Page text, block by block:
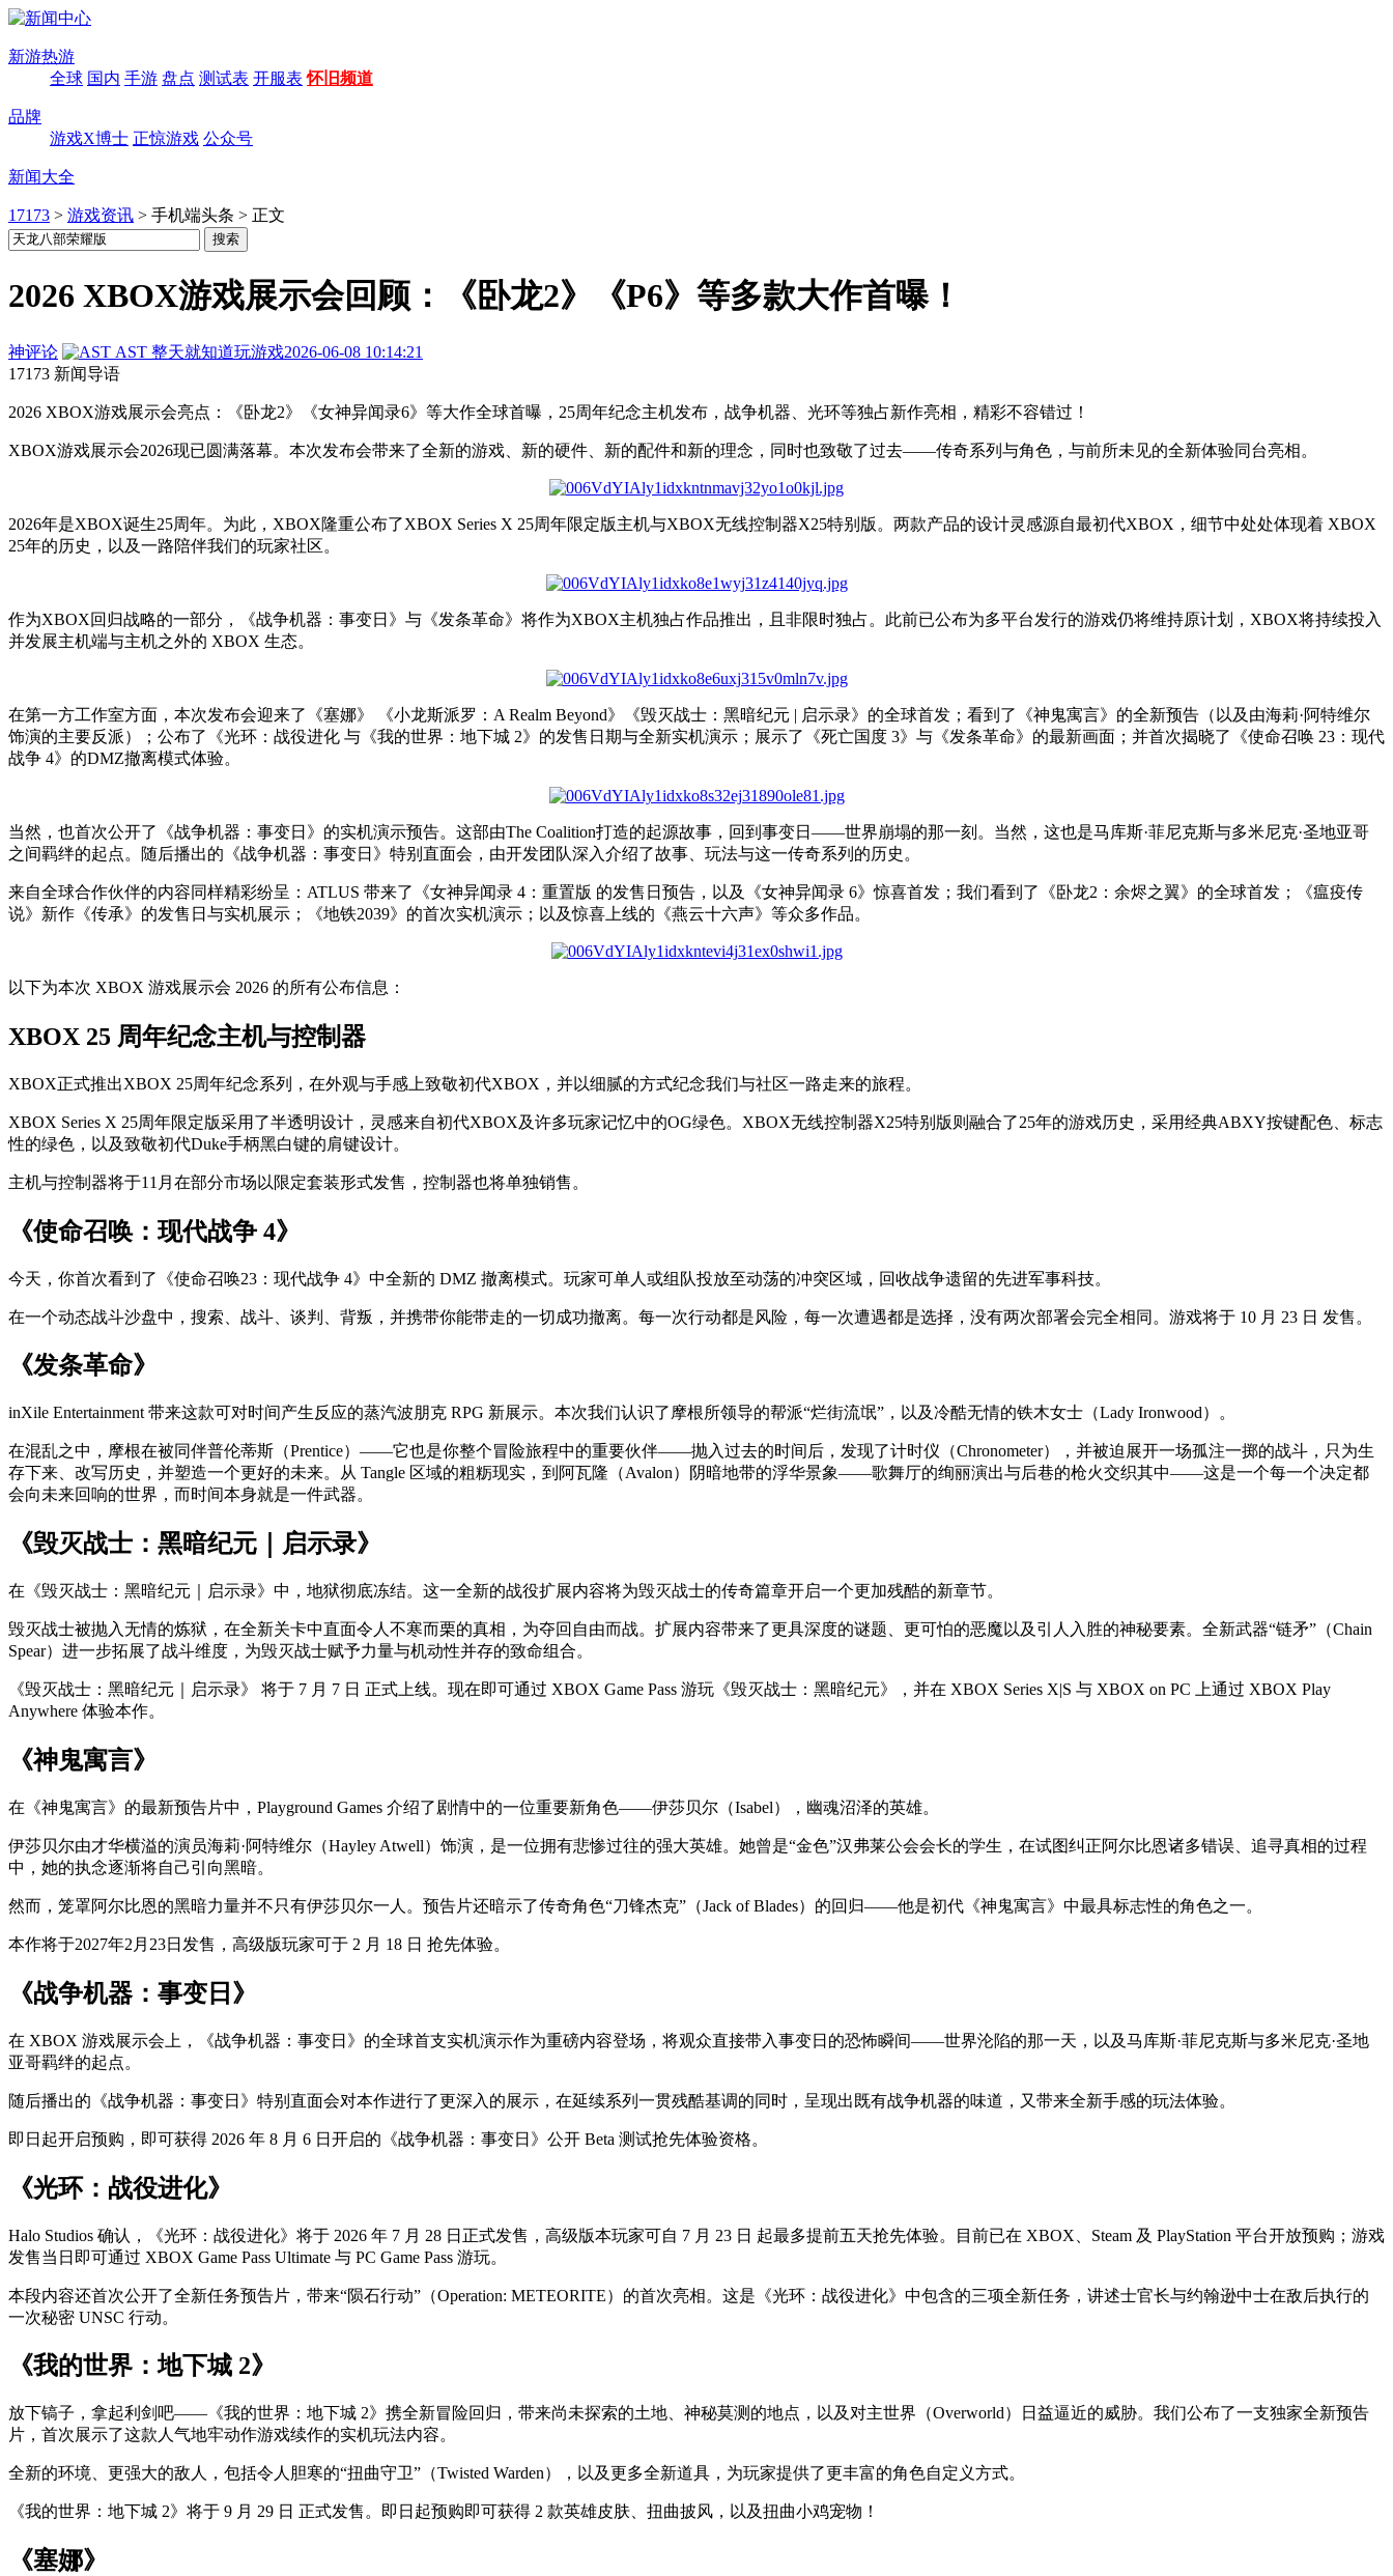
新游热游
全球 国内 手游 盘点 测试表 开服表 怀旧频道
品牌
游戏X博士 正惊游戏 公众号
新闻大全
17173 > 游戏资讯 > 手机端头条 > 正文
2026 XBOX游戏展示会回顾：《卧龙2》《P6》等多款大作首曝！
神评论 AST 整天就知道玩游戏2026-06-08 10:14:21
17173 新闻导语
2026 XBOX游戏展示会亮点：《卧龙2》《女神异闻录6》等大作全球首曝，25周年纪念主机发布，战争机器、光环等独占新作亮相，精彩不容错过！
XBOX游戏展示会2026现已圆满落幕。本次发布会带来了全新的游戏、新的硬件、新的配件和新的理念，同时也致敬了过去——传奇系列与角色，与前所未见的全新体验同台亮相。
2026年是XBOX诞生25周年。为此， XBOX隆重公布了XBOX Series X 25周年限定版主机与XBOX无线控制器X25特别版。两款产品的设计灵感源自最初代XBOX，细节中处处体现着 XBOX
25年的历史，以及一路陪伴我们的玩家社区。
作为XBOX回归战略的一部分，《战争机器：事变日》与《发条革命》将作为XBOX主机独占作品推出，且非限时独占。此前已公布为多平台发行的游戏仍将维持原计划， XBOX将持续投入
并发展主机端与主机之外的 XBOX 生态。
在第一方工作室方面，本次发布会迎来了《塞娜》 《小龙斯派罗：A Realm Beyond》《毁灭战士：黑暗纪元 | 启示录》的全球首发；看到了《神鬼寓言》的全新预告（以及由海莉·阿特维尔
饰演的主要反派）；公布了《光环：战役进化 与《我的世界：地下城 2》的发售日期与全新实机演示；展示了《死亡国度 3》与《发条革命》的最新画面；并首次揭晓了《使命召唤 23：现代
战争 4》的DMZ撤离模式体验。
当然，也首次公开了《战争机器：事变日》的实机演示预告。这部由The Coalition打造的起源故事，回到事变日——世界崩塌的那一刻。当然，这也是马库斯·菲尼克斯与多米尼克·圣地亚哥
之间羁绊的起点。随后播出的《战争机器：事变日》特别直面会，由开发团队深入介绍了故事、玩法与这一传奇系列的历史。
来自全球合作伙伴的内容同样精彩纷呈：ATLUS 带来了《女神异闻录 4：重置版 的发售日预告，以及《女神异闻录 6》惊喜首发；我们看到了《卧龙2：余烬之翼》的全球首发；《瘟疫传
说》新作《传承》的发售日与实机展示；《地铁2039》的首次实机演示；以及惊喜上线的《燕云十六声》等众多作品。
以下为本次 XBOX 游戏展示会 2026 的所有公布信息：
XBOX 25 周年纪念主机与控制器
XBOX正式推出XBOX 25周年纪念系列，在外观与手感上致敬初代XBOX，并以细腻的方式纪念我们与社区一路走来的旅程。
XBOX Series X 25周年限定版采用了半透明设计，灵感来自初代XBOX及许多玩家记忆中的OG绿色。XBOX无线控制器X25特别版则融合了25年的游戏历史，采用经典ABXY按键配色、标志
性的绿色，以及致敬初代Duke手柄黑白键的肩键设计。
主机与控制器将于11月在部分市场以限定套装形式发售，控制器也将单独销售。
《使命召唤：现代战争 4》
今天，你首次看到了《使命召唤23：现代战争 4》中全新的 DMZ 撤离模式。玩家可单人或组队投放至动荡的冲突区域，回收战争遗留的先进军事科技。
在一个动态战斗沙盘中，搜索、战斗、谈判、背叛，并携带你能带走的一切成功撤离。每一次行动都是风险，每一次遭遇都是选择，没有两次部署会完全相同。游戏将于 10 月 23 日 发售。
《发条革命》
inXile Entertainment 带来这款可对时间产生反应的蒸汽波朋克 RPG 新展示。本次我们认识了摩根所领导的帮派“烂街流氓”，以及冷酷无情的铁木女士（Lady Ironwood）。
在混乱之中，摩根在被同伴普伦蒂斯（Prentice）——它也是你整个冒险旅程中的重要伙伴——抛入过去的时间后，发现了计时仪（Chronometer），并被迫展开一场孤注一掷的战斗，只为生
存下来、改写历史，并塑造一个更好的未来。从 Tangle 区域的粗粝现实，到阿瓦隆（Avalon）阴暗地带的浮华景象——歌舞厅的绚丽演出与后巷的枪火交织其中——这是一个每一个决定都
会向未来回响的世界，而时间本身就是一件武器。
《毁灭战士：黑暗纪元｜启示录》
在《毁灭战士：黑暗纪元｜启示录》中，地狱彻底冻结。这一全新的战役扩展内容将为毁灭战士的传奇篇章开启一个更加残酷的新章节。
毁灭战士被抛入无情的炼狱，在全新关卡中直面令人不寒而栗的真相，为夺回自由而战。扩展内容带来了更具深度的谜题、更可怕的恶魔以及引人入胜的神秘要素。全新武器“链矛”（Chain
Spear）进一步拓展了战斗维度，为毁灭战士赋予力量与机动性并存的致命组合。
《毁灭战士：黑暗纪元｜启示录》 将于 7 月 7 日 正式上线。现在即可通过 XBOX Game Pass 游玩《毁灭战士：黑暗纪元》，并在 XBOX Series X|S 与 XBOX on PC 上通过 XBOX Play
Anywhere 体验本作。
《神鬼寓言》
在《神鬼寓言》的最新预告片中，Playground Games 介绍了剧情中的一位重要新角色——伊莎贝尔（Isabel），幽魂沼泽的英雄。
伊莎贝尔由才华横溢的演员海莉·阿特维尔（Hayley Atwell）饰演，是一位拥有悲惨过往的强大英雄。她曾是“金色”汉弗莱公会会长的学生，在试图纠正阿尔比恩诸多错误、追寻真相的过程
中，她的执念逐渐将自己引向黑暗。
然而，笼罩阿尔比恩的黑暗力量并不只有伊莎贝尔一人。预告片还暗示了传奇角色“刀锋杰克”（Jack of Blades）的回归——他是初代《神鬼寓言》中最具标志性的角色之一。
本作将于2027年2月23日发售，高级版玩家可于 2 月 18 日 抢先体验。
《战争机器：事变日》
在 XBOX 游戏展示会上，《战争机器：事变日》的全球首支实机演示作为重磅内容登场，将观众直接带入事变日的恐怖瞬间——世界沦陷的那一天，以及马库斯·菲尼克斯与多米尼克·圣地
亚哥羁绊的起点。
随后播出的《战争机器：事变日》特别直面会对本作进行了更深入的展示，在延续系列一贯残酷基调的同时，呈现出既有战争机器的味道，又带来全新手感的玩法体验。
即日起开启预购，即可获得 2026 年 8 月 6 日开启的《战争机器：事变日》公开 Beta 测试抢先体验资格。
《光环：战役进化》
Halo Studios 确认，《光环：战役进化》将于 2026 年 7 月 28 日正式发售，高级版本玩家可自 7 月 23 日 起最多提前五天抢先体验。目前已在 XBOX、Steam 及 PlayStation 平台开放预购；游戏
发售当日即可通过 XBOX Game Pass Ultimate 与 PC Game Pass 游玩。
本段内容还首次公开了全新任务预告片，带来“陨石行动”（Operation: METEORITE）的首次亮相。这是《光环：战役进化》中包含的三项全新任务，讲述士官长与约翰逊中士在敌后执行的
一次秘密 UNSC 行动。
《我的世界：地下城 2》
放下镐子，拿起利剑吧——《我的世界：地下城 2》携全新冒险回归，带来尚未探索的土地、神秘莫测的地点，以及对主世界（Overworld）日益逼近的威胁。我们公布了一支独家全新预告
片，首次展示了这款人气地牢动作游戏续作的实机玩法内容。
全新的环境、更强大的敌人，包括令人胆寒的“扭曲守卫”（Twisted Warden），以及更多全新道具，为玩家提供了更丰富的角色自定义方式。
《我的世界：地下城 2》将于 9 月 29 日 正式发售。即日起预购即可获得 2 款英雄皮肤、扭曲披风，以及扭曲小鸡宠物！
《塞娜》